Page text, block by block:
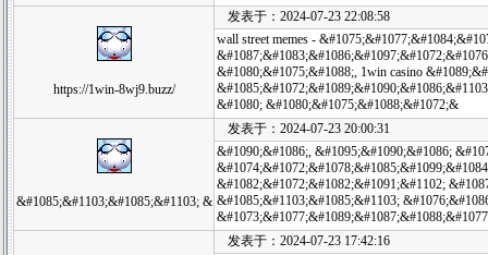
https://1win-8wj9.buzz/
发表于：2024-07-23 22:08:58
wall street memes -
&#1080;&#1075;&#1088;, 1win casino
&#1080; &#1080;&#1075;&#1088;&#1072;&
&#1085;&#1103;&#1085;&#1103; &
发表于：2024-07-23 20:00:31
&#1090;&#1086;, &#1095;&#1090;&#1086;
&#1082;&#1072;&#1082;&#1091;&#1102;
&#1085;&#1103;&#1085;&#1103;
发表于：2024-07-23 17:42:16